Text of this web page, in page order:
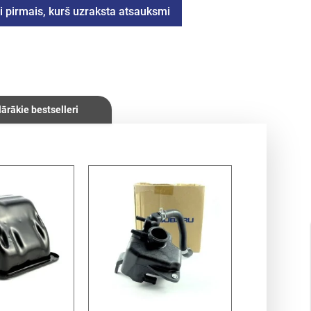
pirmais, kurš uzraksta atsauksmi
bestselleri